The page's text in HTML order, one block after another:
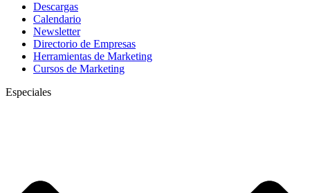
Descargas
Calendario
Newsletter
Directorio de Empresas
Herramientas de Marketing
Cursos de Marketing
Especiales